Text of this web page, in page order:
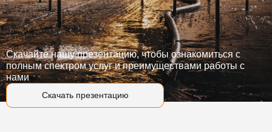
Скачать презентацию
Скачайте нашу презентацию, чтобы ознакомиться с
полным спектром услуг и преимуществами работы с
нами